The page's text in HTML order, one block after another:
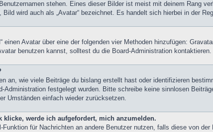
stehen. Eines dieser Bilder ist meist mit deinem Rang
wird auch als „Avatar“ bezeichnet. Es handelt sich hierbei in der
einen Avatar über eine der folgenden vier Methoden hinzufügen:
benutzen kannst, solltest du die Board-Administration kontaktieren.
an, wie viele Beiträge du bislang erstellt hast oder identifizieren
Administration festgelegt wurden. Bitte schreibe keine sinnlosen
Umständen einfach wieder zurücksetzen.
klicke, werde ich aufgefordert, mich anzumelden.
für Nachrichten an andere Benutzer nutzen, falls diese von